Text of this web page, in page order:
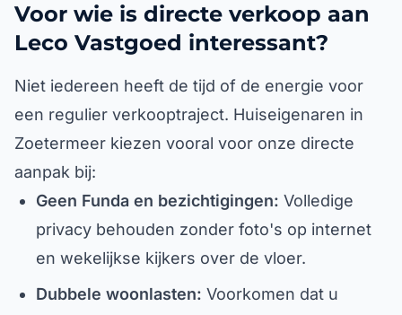
Voor wie is directe verkoop aan
Leco Vastgoed interessant?
Niet iedereen heeft de tijd of de energie voor
een regulier verkooptraject. Huiseigenaren in
Zoetermeer kiezen vooral voor onze directe
aanpak bij:
Geen Funda en bezichtigingen: Volledige
privacy behouden zonder foto's op internet
en wekelijkse kijkers over de vloer.
Dubbele woonlasten: Voorkomen dat u